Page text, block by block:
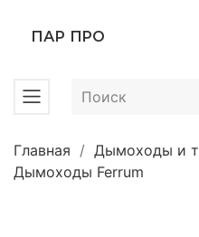
ПАР ПРО
Главная
Дымоходы и
Дымоходы Ferrum